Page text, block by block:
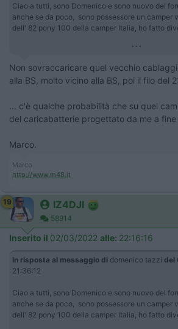
Ciao a tutti, sono Domenico e sono nuovo del
anche se da poco, sono possessore un camper
dell' 82 pony 100 della camper Italia, ho fatto
...
Non sovraccaricare quel vecchio
alla BS, molto vicino alla BS, poi il filo del
... c'è qualche probabilità che su quel
del caricabatterie progettato da me a fine
Marco.
Marco
http://www.m48.it
19 IZ4DJI
58914
Inserito il 02/03/2022 alle: 22:16:16
In risposta al messaggio di domenico tazzi del
21:36:12
Ciao a tutti, sono Domenico e sono nuovo del
anche se da poco, sono possessore un camper
dell' 82 pony 100 della camper Italia, ho fatto